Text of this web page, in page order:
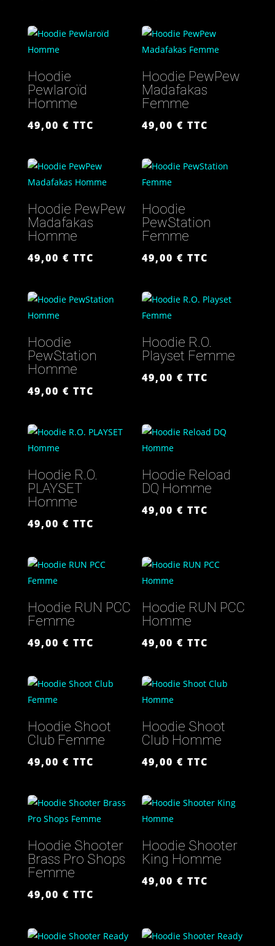
Hoodie
Pewlaroïd
Homme
49,00 € TTC
Hoodie PewPew
Madafakas
Femme
49,00€ TTC
Hoodie PewPew
Madafakas
Homme
49,00 € TTC
Hoodie
PewStation
Femme
49,00€ TTC
Hoodie
PewStation
Homme
49,00 € TTC
Hoodie R.O.
Playset Femme
49,00€ TTC
Hoodie R.O.
PLAYSET
Homme
49,00 € TTC
Hoodie Reload
DQ Homme
49,00€ TTC
Hoodie RUN PCC
Femme
49,00 € TTC
Hoodie RUN PCC
Homme
49,00€ TTC
Hoodie Shoot
Club Femme
49,00 € TTC
Hoodie Shoot
Club Homme
49,00€ TTC
Hoodie Shooter
Brass Pro Shops
Femme
49,00 € TTC
Hoodie Shooter
King Homme
49,00€ TTC